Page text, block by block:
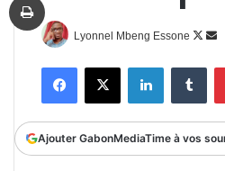
Lyonnel Mbeng Essone
FacebookX Linkedin
Ajouter GabonMediaTime à vos